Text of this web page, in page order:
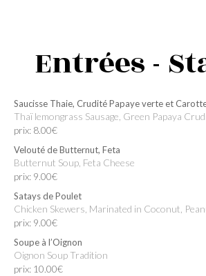
Entrées -
Saucisse Thaie, Crudité Papaye verte et
Thaï lemongrass Sausage, Green Papaya
prix: 8.00€
Velouté de Butternut, Feta
Butternut Soup, Feta Cheese
prix: 9.00€
Satays de Poulet
Chicken Skewers, Marinated in Coconut,
prix: 9.00€
Soupe à l’Oignon
Oignon Soup Tradition
prix: 10.00€